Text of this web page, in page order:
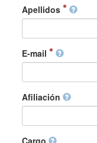
Apellidos
E-mail
Afiliación
Cargo